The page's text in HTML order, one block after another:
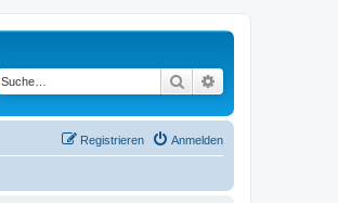
Suche
Anmelden
Registrieren